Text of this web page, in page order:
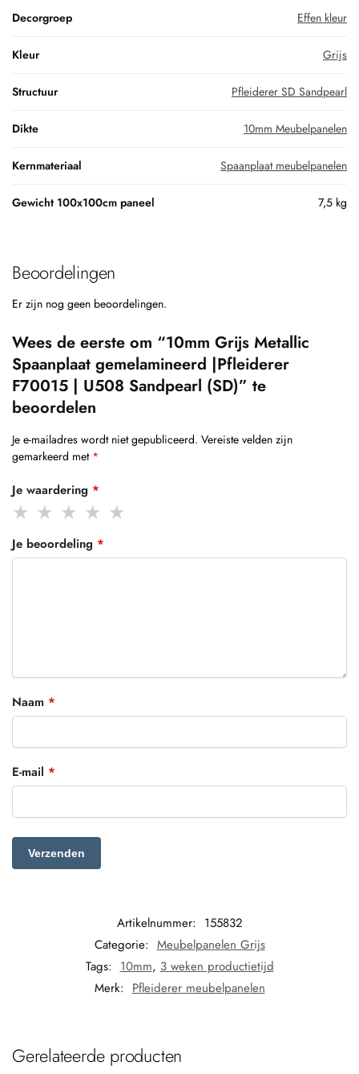
Decorgroep Effen kleur
Kleur Grijs
Structuur Pfleiderer SD Sandpearl
Dikte 10mm Meubelpanelen
Kernmateriaal Spaanplaat meubelpanelen
Gewicht 100x100cm paneel 7,5 kg
Beoordelingen
Er zijn nog geen beoordelingen.
Wees de eerste om “10mm Grijs Metallic
Spaanplaat gemelamineerd |Pfleiderer
F70015 | U508 Sandpearl (SD)” te
beoordelen
Je e-mailadres wordt niet gepubliceerd. Vereiste velden zijn
gemarkeerd met *
Je waardering *
Je beoordeling *
Naam *
E-mail *
Artikelnummer: 155832
Categorie: Meubelpanelen Grijs
Tags: 10mm, 3 weken productietijd
Merk: Pfleiderer meubelpanelen
Gerelateerde producten